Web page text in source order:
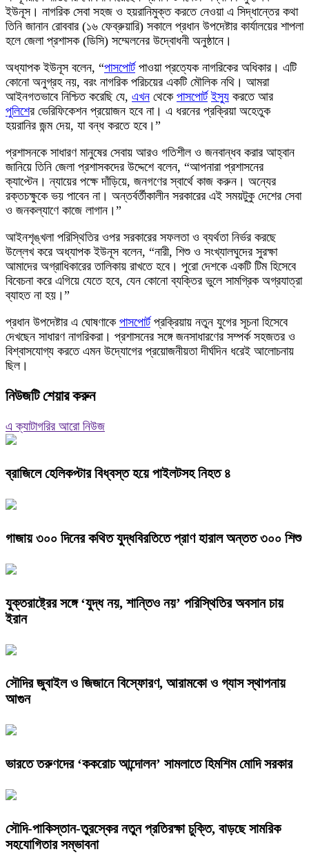
ইউনূস। নাগরিক সেবা সহজ ও হয়রানিমুক্ত করতে নেওয়া এ সিদ্ধান্তের কথা
তিনি জানান রোববার (১৬ ফেব্রুয়ারি) সকালে প্রধান উপদেষ্টার কার্যালয়ের শাপলা
হলে জেলা প্রশাসক (ডিসি) সম্মেলনের উদ্বোধনী অনুষ্ঠানে।
অধ্যাপক ইউনূস বলেন, “পাসপোর্টপাওয়া প্রত্যেক নাগরিকের অধিকার। এটি
কোনো অনুগ্রহ নয়, বরং নাগরিক পরিচয়ের একটি মৌলিক নথি। আমরা
আইনগতভাবে নিশ্চিত করেছি যে, এখন থেকে পাসপোর্ট ইস্যু করতে আর
পুলিশের ভেরিফিকেশন প্রয়োজন হবে না। এ ধরনের প্রক্রিয়া অহেতুক
হয়রানির জন্ম দেয়, যা বন্ধ করতে হবে।”
প্রশাসনকে সাধারণ মানুষের সেবায় আরও গতিশীল ও জনবান্ধব করার আহ্বান
জানিয়ে তিনি জেলা প্রশাসকদের উদ্দেশে বলেন, “আপনারা প্রশাসনের
ক্যাপ্টেন। ন্যায়ের পক্ষে দাঁড়িয়ে, জনগণের স্বার্থে কাজ করুন। অন্যের
রক্তচক্ষুকে ভয় পাবেন না। অন্তর্বর্তীকালীন সরকারের এই সময়টুকু দেশের সেবা
ও জনকল্যাণে কাজে লাগান।”
আইনশৃঙ্খলা পরিস্থিতির ওপর সরকারের সফলতা ও ব্যর্থতা নির্ভর করছে
উল্লেখ করে অধ্যাপক ইউনূস বলেন, “নারী, শিশু ও সংখ্যালঘুদের সুরক্ষা
আমাদের অগ্রাধিকারের তালিকায় রাখতে হবে। পুরো দেশকে একটি টিম হিসেবে
বিবেচনা করে এগিয়ে যেতে হবে, যেন কোনো ব্যক্তির ভুলে সামগ্রিক অগ্রযাত্রা
ব্যাহত না হয়।”
প্রধান উপদেষ্টার এ ঘোষণাকে পাসপোর্টপ্রক্রিয়ায় নতুন যুগের সূচনা হিসেবে
দেখছেন সাধারণ নাগরিকরা। প্রশাসনের সঙ্গে জনসাধারণের সম্পর্ক সহজতর ও
বিশ্বাসযোগ্য করতে এমন উদ্যোগের প্রয়োজনীয়তা দীর্ঘদিন ধরেই আলোচনায়
ছিল।
নিউজটি শেয়ার করুন
এ ক্যাটাগরির আরো নিউজ
ব্রাজিলে হেলিকপ্টার বিধ্বস্ত হয়ে পাইলটসহ নিহত ৪
গাজায় ৩০০ দিনের কথিত যুদ্ধবিরতিতে প্রাণ হারাল অন্তত ৩০০ শিশু
যুক্তরাষ্ট্রের সঙ্গে ‘যুদ্ধ নয়, শান্তিও নয়’ পরিস্থিতির অবসান চায়
ইরান
সৌদির জুবাইল ও জিজানে বিস্ফোরণ, আরামকো ও গ্যাস স্থাপনায়
আগুন
ভারতে তরুণদের ‘ককরোচ আন্দোলন’ সামলাতে হিমশিম মোদি সরকার
সৌদি-পাকিস্তান-তুরস্কের নতুন প্রতিরক্ষা চুক্তি, বাড়ছে সামরিক
সহযোগিতার সম্ভাবনা